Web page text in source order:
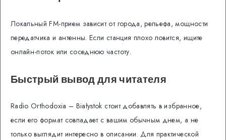
Локальный FM-прием зависит от города, рельефа, мощности
передатчика и антенны. Если станция плохо ловится, ищите
онлайн-поток или соседнюю частоту.
Быстрый вывод для читателя
Radio Orthodoxia – Białystok стоит добавлять в избранное,
если его формат совпадает с вашим обычным днем, а не
только выглядит интересно в описании. Для практической